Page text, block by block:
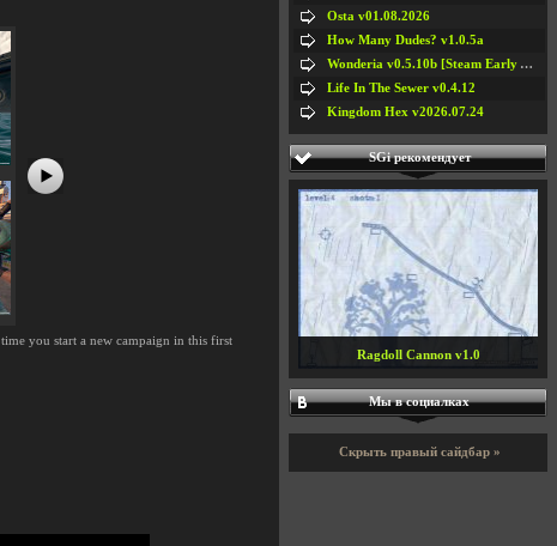
#6
#8
you start a new campaign in this first
Osta v01.08.2026
How Many Dudes? v1.0.5a
Wonderia v0.5.10b [Steam Early Access]
Life In The Sewer v0.4.12
Kingdom Hex v2026.07.24
SGi рекомендует
Ragdoll Cannon v1.0
Мы в социалках
Скрыть правый сайдбар »